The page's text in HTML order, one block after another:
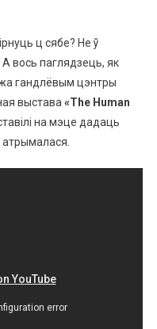
ц сябе? Не ў
вось паглядзець, як
гандлёвым цэнтры
выстава «The Human
на мэце дадаць
атрымалася.